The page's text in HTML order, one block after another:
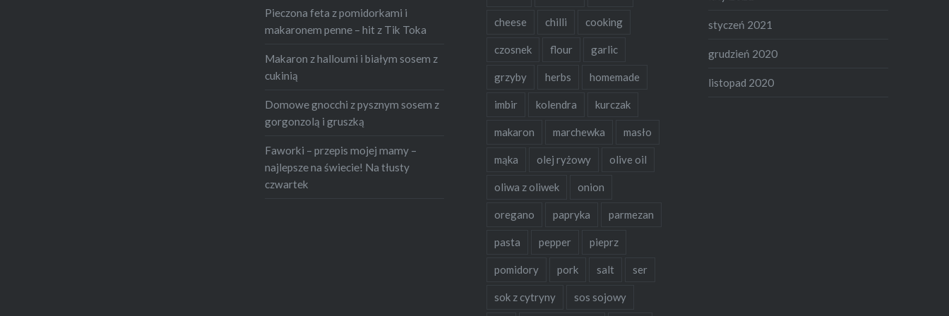
Pieczona feta z pomidorkami i
makaronem penne – hit z Tik Toka
Makaron z halloumi i białym sosem z
cukinią
Domowe gnocchi z pysznym sosem z
gorgonzolą i gruszką
Faworki – przepis mojej mamy –
najlepsze na świecie! Na tłusty
czwartek
cheese chilli cooking
czosnek flour garlic
grzyby herbs homemade
imbir kolendra kurczak
makaron marchewka masło
mąka olej ryżowy olive oil
oliwa z oliwek onion
oregano papryka parmezan
pasta pepper pieprz
pomidory pork salt ser
sok z cytryny sos sojowy
styczeń 2021
grudzień 2020
listopad 2020